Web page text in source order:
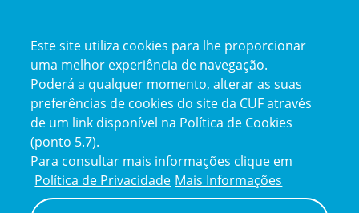
certification2certification3
Reclamações
e
elogios
Este site utiliza cookies para lhe proporcionar
uma melhor experiência de navegação.
Poderá a qualquer momento, alterar as suas
preferências de cookies do site da CUF através
de um link disponível na Política de Cookies
(ponto 5.7).
Para consultar mais informações clique em
Política de Privacidade Mais Informações